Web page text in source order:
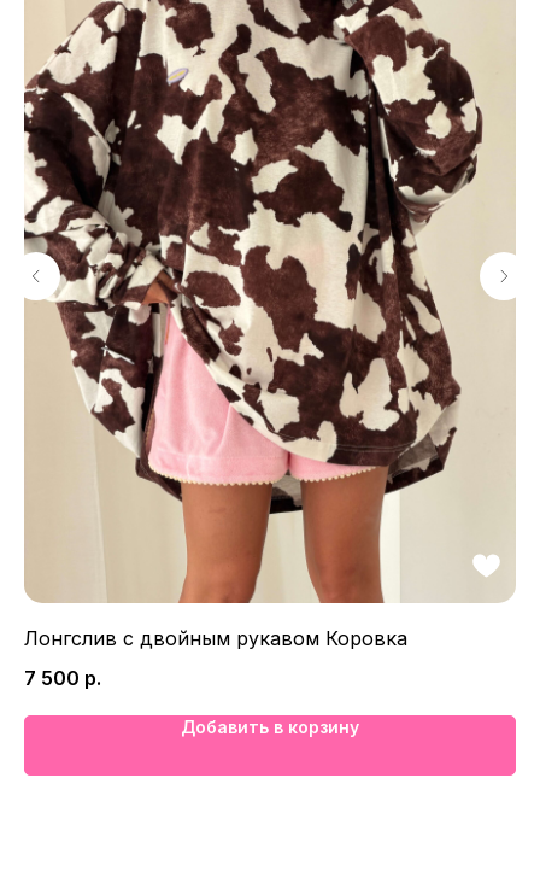
Лонгслив с двойным рукавом Коровка
7 500 р.
Добавить в корзину
Сакко и Ванцетти, 99
смотреть в Яндекс. Картах
МАГАЗИНЫ
Потрогать, примерить,
ВЛЮБИТЬСЯ И КУПИТЬ
наш бренд вы можете по адресу